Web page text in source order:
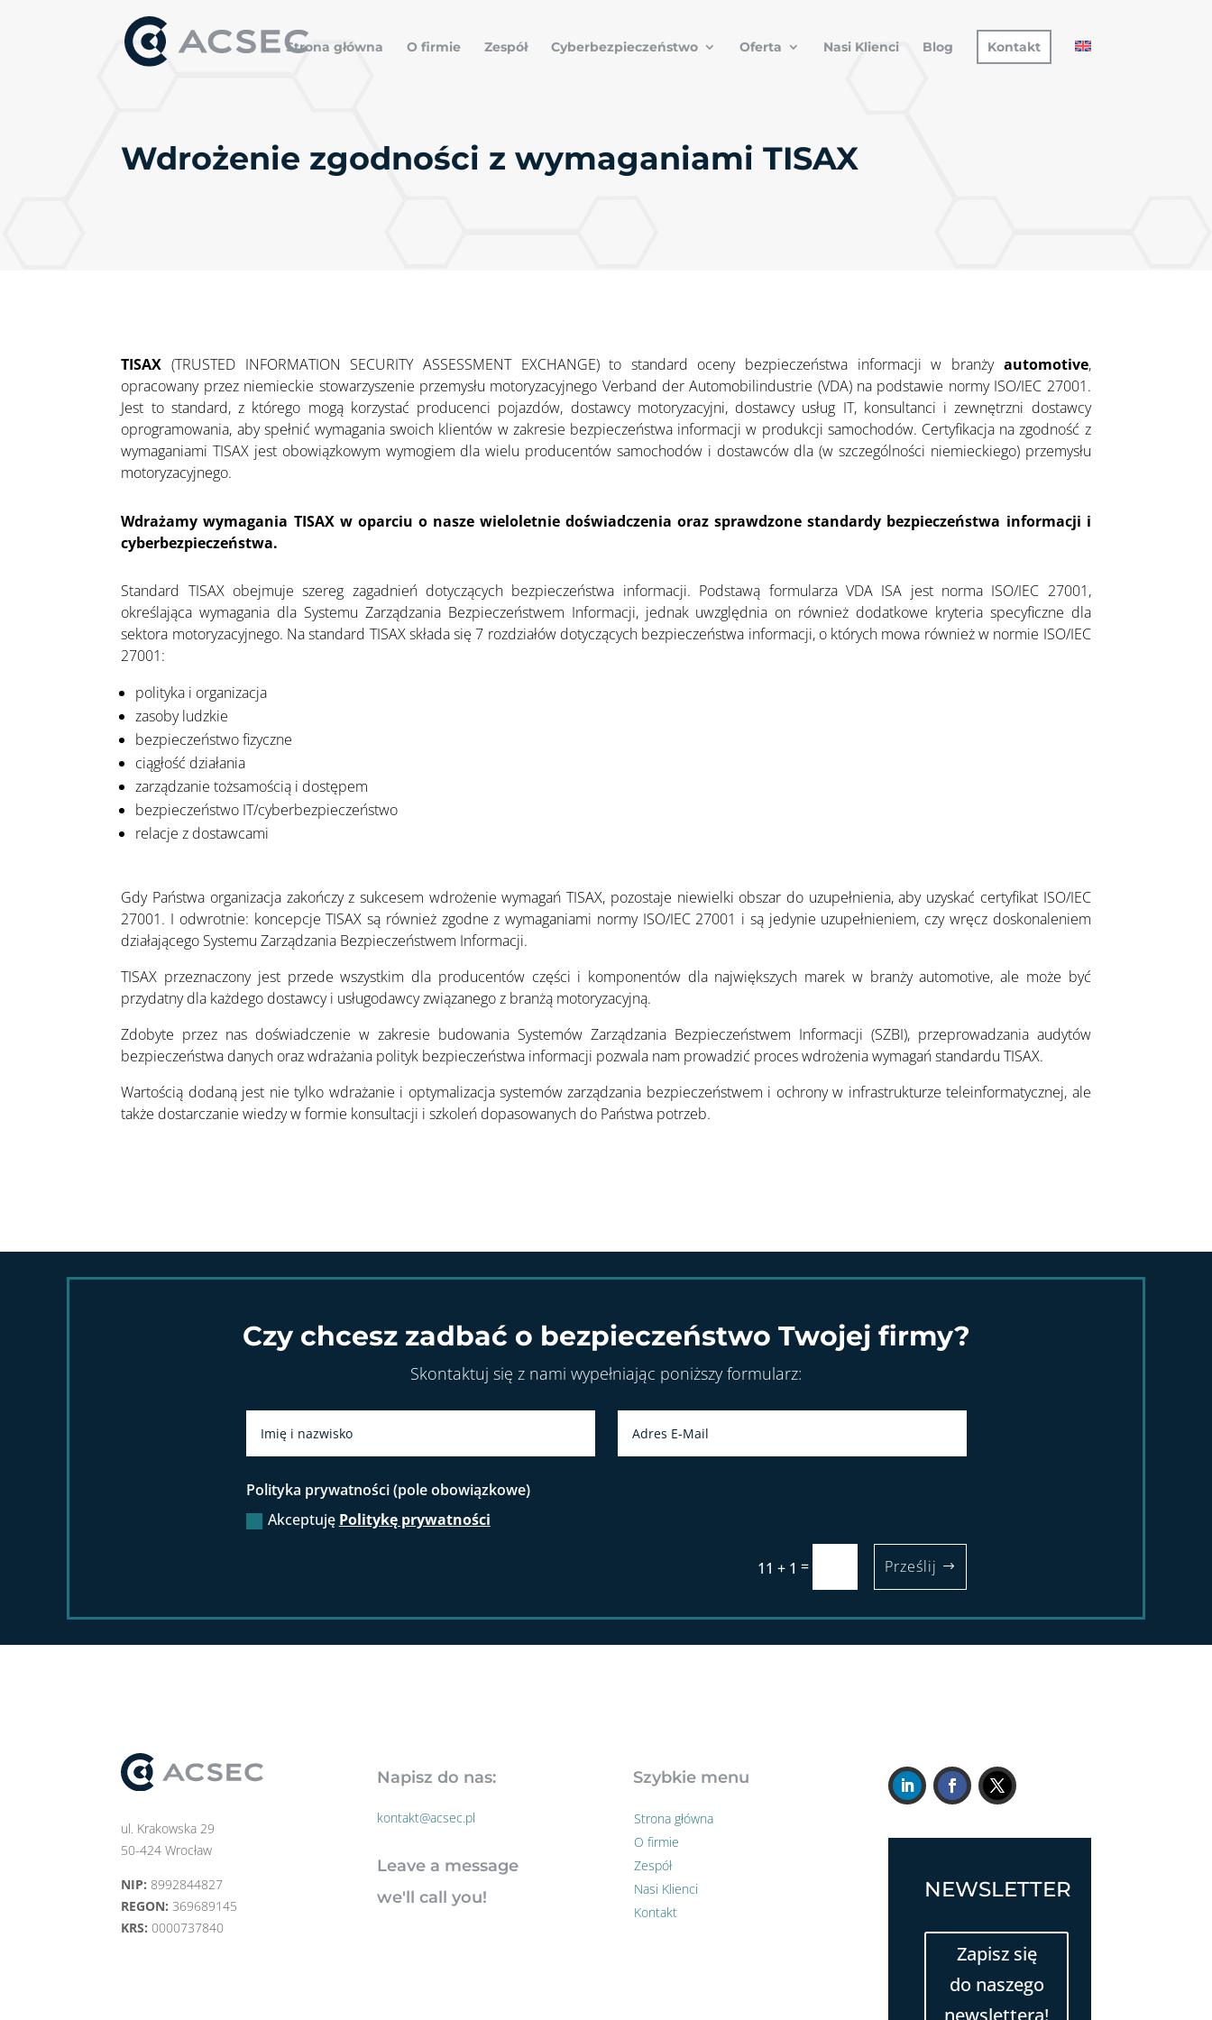
Strona główna O firmie Zespół Cyberbezpieczeństwo Oferta Nasi Klienci Blog Kontakt
Wdrożenie zgodności z wymaganiami TISAX
TISAX (TRUSTED INFORMATION SECURITY ASSESSMENT EXCHANGE) to standard oceny bezpieczeństwa informacji w branży automotive,
opracowany przez niemieckie stowarzyszenie przemysłu motoryzacyjnego Verband der Automobilindustrie (VDA) na podstawie normy ISO/IEC 27001.
Jest to standard, z którego mogą korzystać producenci pojazdów, dostawcy motoryzacyjni, dostawcy usług IT, konsultanci i zewnętrzni dostawcy
oprogramowania, aby spełnić wymagania swoich klientów w zakresie bezpieczeństwa informacji w produkcji samochodów. Certyfikacja na zgodność z
wymaganiami TISAX jest obowiązkowym wymogiem dla wielu producentów samochodów i dostawców dla (w szczególności niemieckiego) przemysłu
motoryzacyjnego.
Wdrażamy wymagania TISAX w oparciu o nasze wieloletnie doświadczenia oraz sprawdzone standardy bezpieczeństwa informacji i
cyberbezpieczeństwa.
Standard TISAX obejmuje szereg zagadnień dotyczących bezpieczeństwa informacji. Podstawą formularza VDA ISA jest norma ISO/IEC 27001,
określająca wymagania dla Systemu Zarządzania Bezpieczeństwem Informacji, jednak uwzględnia on również dodatkowe kryteria specyficzne dla
sektora motoryzacyjnego. Na standard TISAX składa się 7 rozdziałów dotyczących bezpieczeństwa informacji, o których mowa również w normie ISO/IEC
27001:
polityka i organizacja
zasoby ludzkie
bezpieczeństwo fizyczne
ciągłość działania
zarządzanie tożsamością i dostępem
bezpieczeństwo IT/cyberbezpieczeństwo
relacje z dostawcami
Gdy Państwa organizacja zakończy z sukcesem wdrożenie wymagań TISAX, pozostaje niewielki obszar do uzupełnienia, aby uzyskać certyfikat ISO/IEC
27001. I odwrotnie: koncepcje TISAX są również zgodne z wymaganiami normy ISO/IEC 27001 i są jedynie uzupełnieniem, czy wręcz doskonaleniem
działającego Systemu Zarządzania Bezpieczeństwem Informacji.
TISAX przeznaczony jest przede wszystkim dla producentów części i komponentów dla największych marek w branży automotive, ale może być
przydatny dla każdego dostawcy i usługodawcy związanego z branżą motoryzacyjną.
Zdobyte przez nas doświadczenie w zakresie budowania Systemów Zarządzania Bezpieczeństwem Informacji (SZBI), przeprowadzania audytów
bezpieczeństwa danych oraz wdrażania polityk bezpieczeństwa informacji pozwala nam prowadzić proces wdrożenia wymagań standardu TISAX.
Wartością dodaną jest nie tylko wdrażanie i optymalizacja systemów zarządzania bezpieczeństwem i ochrony w infrastrukturze teleinformatycznej, ale
także dostarczanie wiedzy w formie konsultacji i szkoleń dopasowanych do Państwa potrzeb.
Czy chcesz zadbać o bezpieczeństwo Twojej firmy?
Skontaktuj się z nami wypełniając poniższy formularz:
Polityka prywatności (pole obowiązkowe)
Akceptuję Politykę prywatności
11 + 1 = Prześlij
ul. Krakowska 29
50-424 Wrocław
NIP: 8992844827
REGON: 369689145
KRS: 0000737840
Napisz do nas:
kontakt@acsec.pl
Leave a message
we'll call you!
Szybkie menu
Strona główna
O firmie
Zespół
Nasi Klienci
Kontakt
NEWSLETTER
Zapisz się
do naszego